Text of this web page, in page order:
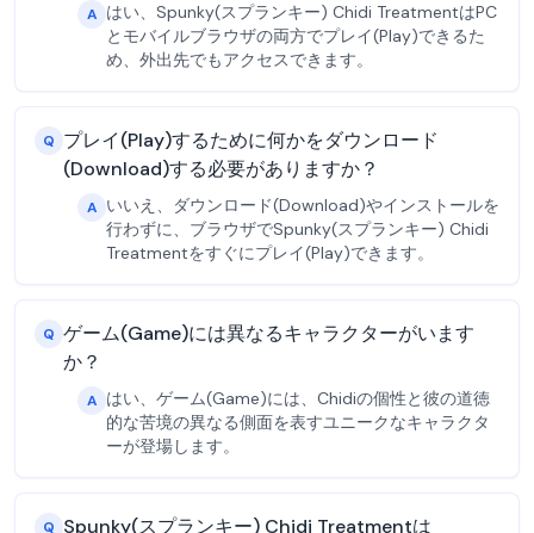
A はい、Spunky(スプランキー) Chidi TreatmentはPC
とモバイルブラウザの両方でプレイ(Play)できるた
め、外出先でもアクセスできます。
Q プレイ(Play)するために何かをダウンロード
(Download)する必要がありますか？
A いいえ、ダウンロード(Download)やインストールを
行わずに、ブラウザでSpunky(スプランキー) Chidi
Treatmentをすぐにプレイ(Play)できます。
Q ゲーム(Game)には異なるキャラクターがいます
か？
A はい、ゲーム(Game)には、Chidiの個性と彼の道徳
的な苦境の異なる側面を表すユニークなキャラクタ
ーが登場します。
Q Spunky(スプランキー) Chidi Treatmentは